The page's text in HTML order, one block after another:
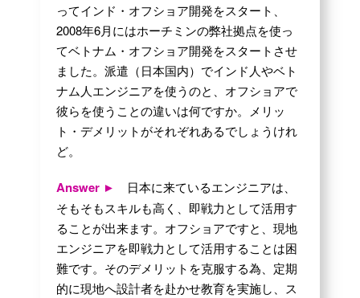
ってインド・オフショア開発をスタート、
2008年6月にはホーチミンの弊社拠点を使っ
てベトナム・オフショア開発をスタートさせ
ました。派遣（日本国内）でインド人やベト
ナム人エンジニアを使うのと、オフショアで
彼らを使うことの違いは何ですか。メリッ
ト・デメリットがそれぞれあるでしょうけれ
ど。
Answer ►
日本に来ているエンジニアは、
そもそもスキルも高く、即戦力として活用す
ることが出来ます。オフショアですと、現地
エンジニアを即戦力として活用することは困
難です。そのデメリットを克服する為、定期
的に現地へ設計者を赴かせ教育を実施し、ス